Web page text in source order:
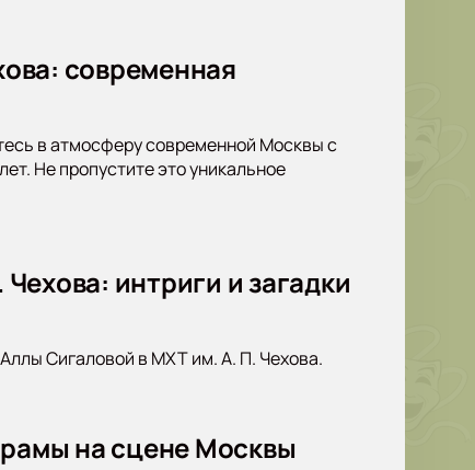
современная
в атмосферу современной Москвы с
Не пропустите это уникальное
интриги и загадки
Сигаловой в МХТ им. А. П. Чехова.
на сцене Москвы